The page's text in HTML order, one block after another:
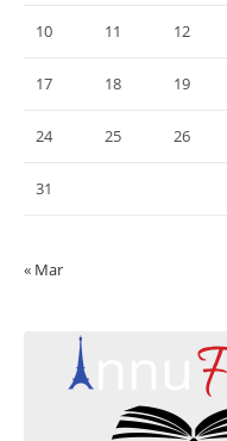
10 11 12
17 18 19
24 25 26
31
« Mar